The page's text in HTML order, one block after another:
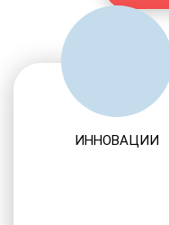
ИННОВАЦИИ